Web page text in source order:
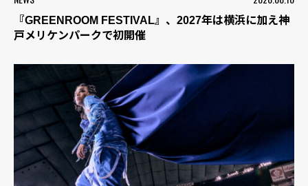
『GREENROOM FESTIVAL』、2027年は横浜に加え神
戸メリケンパークで初開催